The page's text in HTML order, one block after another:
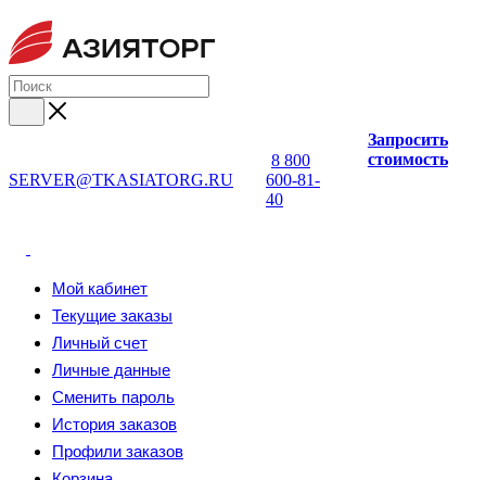
SERVER@TKASIATORG.RU
8 800
600-81-
40
Запросить
стоимость
Мой кабинет
Текущие заказы
Личный счет
Личные данные
Сменить пароль
История заказов
Профили заказов